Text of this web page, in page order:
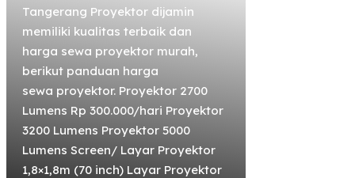
Tangerang Proyektor dijamin
memiliki kualitas terbaik dan
harga sewa proyektor murah,
berikut panduan harga
sewa proyektor. Proyektor 2700
Lumens Rp 300.000/hari Proyektor
3200 Lumens Proyektor 5000
Lumens Screen/ Layar Proyektor
1,8×1,8m (70 inch) Layar Proyektor